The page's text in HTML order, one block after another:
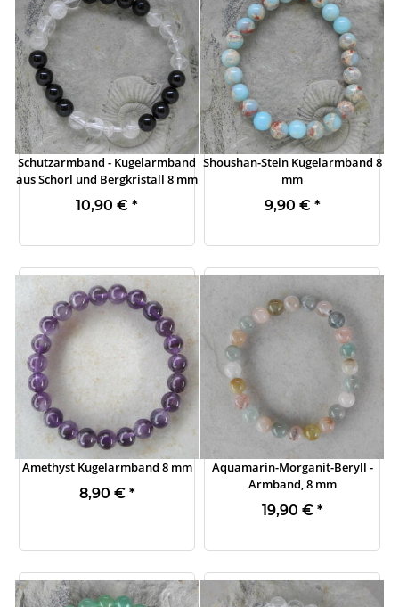
Schutzarmband - Kugelarmband
aus Schörl und Bergkristall 8 mm
10,90 € *
Shoushan-Stein Kugelarmband 8
mm
9,90 € *
Amethyst Kugelarmband 8 mm
8,90 € *
Aquamarin-Morganit-Beryll -
Armband, 8 mm
19,90 € *